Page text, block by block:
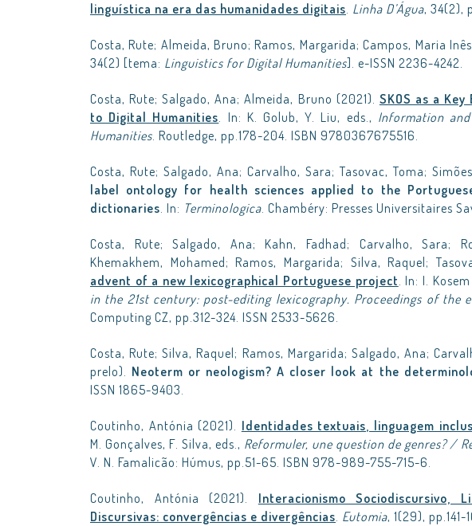
linguística na era das humanidades digitais. Linha D’Água, 34(2),
Costa, Rute; Almeida, Bruno; Ramos, Margarida; Campos, Maria
34(2) [tema: Linguistics for Digital Humanities]. e-ISSN 2236-4242.
Costa, Rute; Salgado, Ana; Almeida, Bruno (2021). SKOS as a
to Digital Humanities. In: K. Golub, Y. Liu, eds., Information
Humanities. Routledge, pp.178-204. ISBN 9780367675516.
Costa, Rute; Salgado, Ana; Carvalho, Sara; Tasovac, Toma;
label ontology for health sciences applied to the
dictionaries. In: Terminologica. Chambéry: Presses Universitaires
Costa, Rute; Salgado, Ana; Kahn, Fadhad; Carvalho, Sara;
Khemakhem, Mohamed; Ramos, Margarida; Silva, Raquel;
advent of a new lexicographical Portuguese project. In: I.
in the 21st century: post-editing lexicography. Proceedings of the
Computing CZ, pp.312-324. ISSN 2533-5626.
Costa, Rute; Silva, Raquel; Ramos, Margarida; Salgado, Ana;
prelo). Neoterm or neologism? A closer look at the
ISSN 1865-9403.
Coutinho, Antónia (2021). Identidades textuais, linguagem
M. Gonçalves, F. Silva, eds., Reformuler, une question de genres? /
V. N. Famalicão: Húmus, pp.51-65. ISBN 978-989-755-715-6.
Coutinho, Antónia (2021). Interacionismo Sociodiscursivo,
Discursivas: convergências e divergências. Eutomia, 1(29),